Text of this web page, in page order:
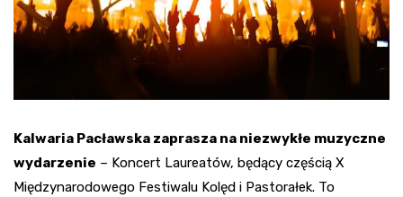
Kalwaria Pacławska zaprasza na niezwykłe muzyczne
wydarzenie – Koncert Laureatów, będący częścią X
Międzynarodowego Festiwalu Kolęd i Pastorałek. To